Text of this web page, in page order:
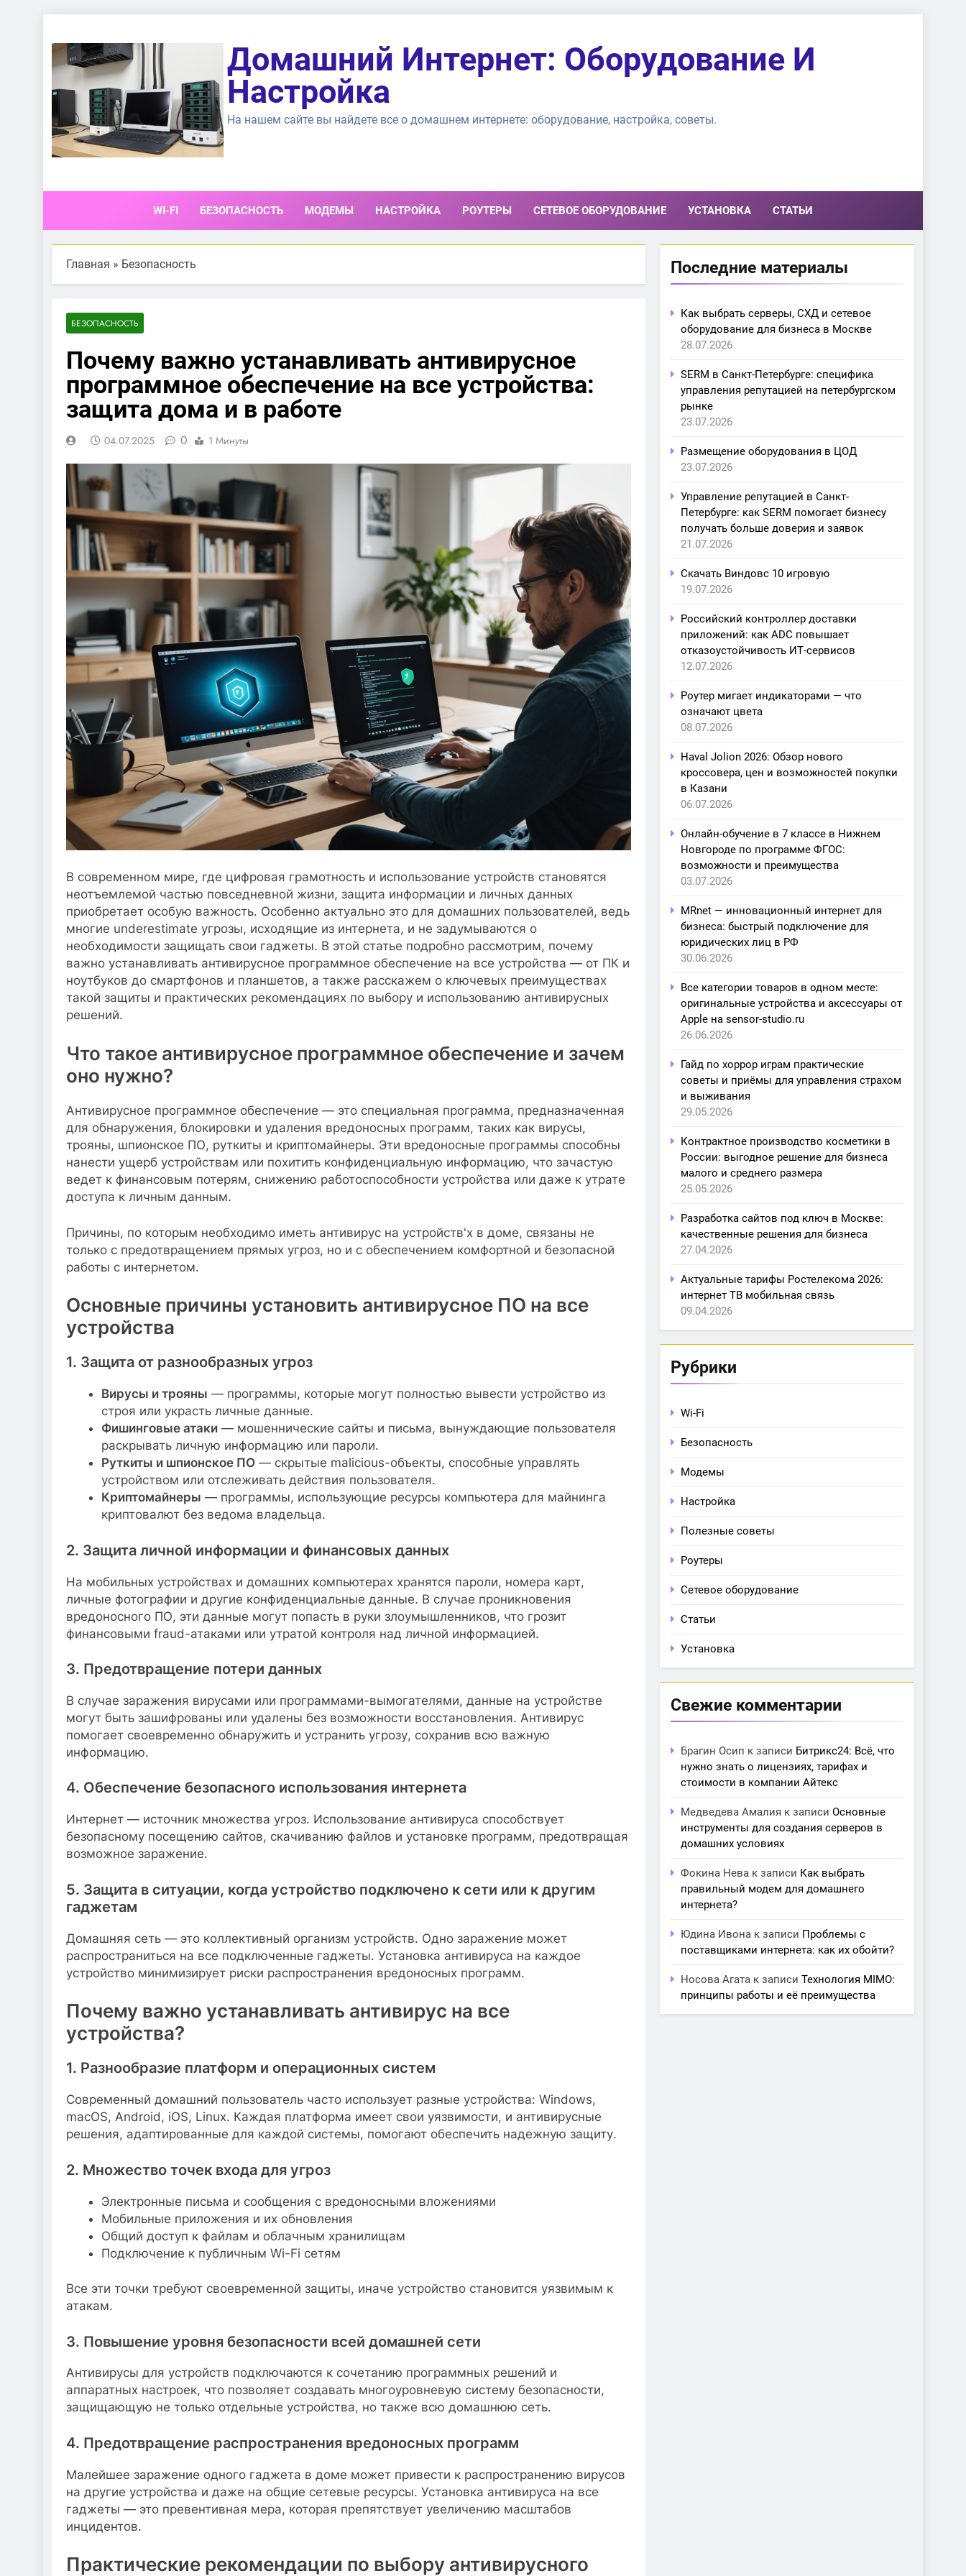
содержимому
Домашний Интернет: Оборудование И
Настройка
На нашем сайте вы найдете все о домашнем интернете: оборудование, настройка, советы.
WI-FI БЕЗОПАСНОСТЬ МОДЕМЫ НАСТРОЙКА РОУТЕРЫ СЕТЕВОЕ ОБОРУДОВАНИЕ УСТАНОВКА СТАТЬИ
Главная » Безопасность
БЕЗОПАСНОСТЬ
Почему важно устанавливать антивирусное
программное обеспечение на все устройства:
защита дома и в работе
04.07.2025 0 1 Минуты
В современном мире, где цифровая грамотность и использование устройств становятся
неотъемлемой частью повседневной жизни, защита информации и личных данных
приобретает особую важность. Особенно актуально это для домашних пользователей, ведь
многие underestimate угрозы, исходящие из интернета, и не задумываются о
необходимости защищать свои гаджеты. В этой статье подробно рассмотрим, почему
важно устанавливать антивирусное программное обеспечение на все устройства — от ПК и
ноутбуков до смартфонов и планшетов, а также расскажем о ключевых преимуществах
такой защиты и практических рекомендациях по выбору и использованию антивирусных
решений.
Что такое антивирусное программное обеспечение и зачем
оно нужно?
Антивирусное программное обеспечение — это специальная программа, предназначенная
для обнаружения, блокировки и удаления вредоносных программ, таких как вирусы,
трояны, шпионское ПО, руткиты и криптомайнеры. Эти вредоносные программы способны
нанести ущерб устройствам или похитить конфиденциальную информацию, что зачастую
ведет к финансовым потерям, снижению работоспособности устройства или даже к утрате
доступа к личным данным.
Причины, по которым необходимо иметь антивирус на устройств'х в доме, связаны не
только с предотвращением прямых угроз, но и с обеспечением комфортной и безопасной
работы с интернетом.
Основные причины установить антивирусное ПО на все
устройства
1. Защита от разнообразных угроз
Вирусы и трояны — программы, которые могут полностью вывести устройство из
строя или украсть личные данные.
Фишинговые атаки— мошеннические сайты и письма, вынуждающие пользователя
раскрывать личную информацию или пароли.
Руткиты и шпионское ПО— скрытые malicious-объекты, способные управлять
устройством или отслеживать действия пользователя.
Криптомайнеры — программы, использующие ресурсы компьютера для майнинга
криптовалют без ведома владельца.
2. Защита личной информации и финансовых данных
На мобильных устройствах и домашних компьютерах хранятся пароли, номера карт,
личные фотографии и другие конфиденциальные данные. В случае проникновения
вредоносного ПО, эти данные могут попасть в руки злоумышленников, что грозит
финансовыми fraud-атаками или утратой контроля над личной информацией.
3. Предотвращение потери данных
В случае заражения вирусами или программами-вымогателями, данные на устройстве
могут быть зашифрованы или удалены без возможности восстановления. Антивирус
помогает своевременно обнаружить и устранить угрозу, сохранив всю важную
информацию.
4. Обеспечение безопасного использования интернета
Интернет — источник множества угроз. Использование антивируса способствует
безопасному посещению сайтов, скачиванию файлов и установке программ, предотвращая
возможное заражение.
5. Защита в ситуации, когда устройство подключено к сети или к другим
гаджетам
Домашняя сеть — это коллективный организм устройств. Одно заражение может
распространиться на все подключенные гаджеты. Установка антивируса на каждое
устройство минимизирует риски распространения вредоносных программ.
Почему важно устанавливать антивирус на все
устройства?
1. Разнообразие платформ и операционных систем
Современный домашний пользователь часто использует разные устройства: Windows,
macOS, Android, iOS, Linux. Каждая платформа имеет свои уязвимости, и антивирусные
решения, адаптированные для каждой системы, помогают обеспечить надежную защиту.
2. Множество точек входа для угроз
Электронные письма и сообщения с вредоносными вложениями
Мобильные приложения и их обновления
Общий доступ к файлам и облачным хранилищам
Подключение к публичным Wi-Fi сетям
Все эти точки требуют своевременной защиты, иначе устройство становится уязвимым к
атакам.
3. Повышение уровня безопасности всей домашней сети
Антивирусы для устройств подключаются к сочетанию программных решений и
аппаратных настроек, что позволяет создавать многоуровневую систему безопасности,
защищающую не только отдельные устройства, но также всю домашнюю сеть.
4. Предотвращение распространения вредоносных программ
Малейшее заражение одного гаджета в доме может привести к распространению вирусов
на другие устройства и даже на общие сетевые ресурсы. Установка антивируса на все
гаджеты — это превентивная мера, которая препятствует увеличению масштабов
инцидентов.
Практические рекомендации по выбору антивирусного
Последние материалы
Как выбрать серверы, СХД и сетевое
оборудование для бизнеса в Москве
28.07.2026
SERM в Санкт-Петербурге: специфика
управления репутацией на петербургском
рынке
23.07.2026
Размещение оборудования в ЦОД
23.07.2026
Управление репутацией в Санкт-
Петербурге: как SERM помогает бизнесу
получать больше доверия и заявок
21.07.2026
Скачать Виндовс 10 игровую
19.07.2026
Российский контроллер доставки
приложений: как ADC повышает
отказоустойчивость ИТ-сервисов
12.07.2026
Роутер мигает индикаторами — что
означают цвета
08.07.2026
Haval Jolion 2026: Обзор нового
кроссовера, цен и возможностей покупки
в Казани
06.07.2026
Онлайн-обучение в 7 классе в Нижнем
Новгороде по программе ФГОС:
возможности и преимущества
03.07.2026
MRnet — инновационный интернет для
бизнеса: быстрый подключение для
юридических лиц в РФ
30.06.2026
Все категории товаров в одном месте:
оригинальные устройства и аксессуары от
Apple на sensor-studio.ru
26.06.2026
Гайд по хоррор играм практические
советы и приёмы для управления страхом
и выживания
29.05.2026
Контрактное производство косметики в
России: выгодное решение для бизнеса
малого и среднего размера
25.05.2026
Разработка сайтов под ключ в Москве:
качественные решения для бизнеса
27.04.2026
Актуальные тарифы Ростелекома 2026:
интернет ТВ мобильная связь
09.04.2026
Рубрики
Wi-Fi
Безопасность
Модемы
Настройка
Полезные советы
Роутеры
Сетевое оборудование
Статьи
Установка
Свежие комментарии
Брагин Осип к записи Битрикс24: Всё, что
нужно знать о лицензиях, тарифах и
стоимости в компании Айтекс
Медведева Амалия к записи Основные
инструменты для создания серверов в
домашних условиях
Фокина Нева к записи Как выбрать
правильный модем для домашнего
интернета?
Юдина Ивона к записи Проблемы с
поставщиками интернета: как их обойти?
Носова Агата к записи Технология MIMO:
принципы работы и её преимущества